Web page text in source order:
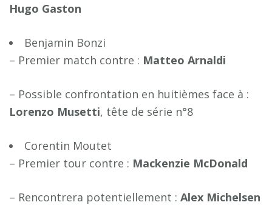
Hugo Gaston
Benjamin Bonzi
– Premier match contre : Matteo Arnaldi
– Possible confrontation en huitièmes face à :
Lorenzo Musetti, tête de série n°8
Corentin Moutet
– Premier tour contre : Mackenzie McDonald
– Rencontrera potentiellement : Alex Michelsen